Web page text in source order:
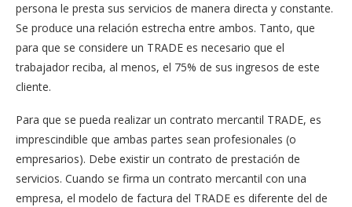
persona le presta sus servicios de manera directa y constante.
Se produce una relación estrecha entre ambos. Tanto, que
para que se considere un TRADE es necesario que el
trabajador reciba, al menos, el 75% de sus ingresos de este
cliente.
Para que se pueda realizar un contrato mercantil TRADE, es
imprescindible que ambas partes sean profesionales (o
empresarios). Debe existir un contrato de prestación de
servicios. Cuando se firma un contrato mercantil con una
empresa, el modelo de factura del TRADE es diferente del de